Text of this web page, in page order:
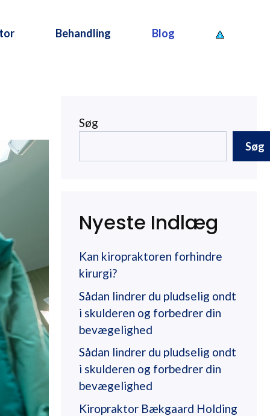
Behandling Blog
Søg
Søg
Nyeste Indlæg
Kan kiropraktoren forhindre
kirurgi?
Sådan lindrer du pludselig ondt
i skulderen og forbedrer din
bevægelighed
Sådan lindrer du pludselig ondt
i skulderen og forbedrer din
bevægelighed
Kiropraktor Bækgaard Holding